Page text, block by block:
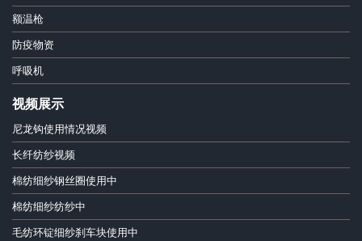
额温枪
防疫物资
呼吸机
视频展示
尼龙钩使用情况视频
长纤纺纱视频
棉纺细纱钢丝圈使用中
棉纺细纱纺纱中
毛纺环锭细纱刹车块使用中